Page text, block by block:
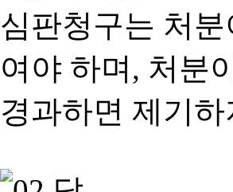
심판청구는 처
여야 하며, 처분
경과하면 제기